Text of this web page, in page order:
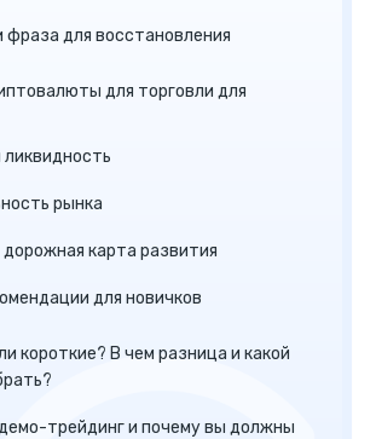
фраза для восстановления
для торговли для
ликвидность
рынка
дорожная карта развития
для новичков
короткие? В чем разница и какой
трейдинг и почему вы должны